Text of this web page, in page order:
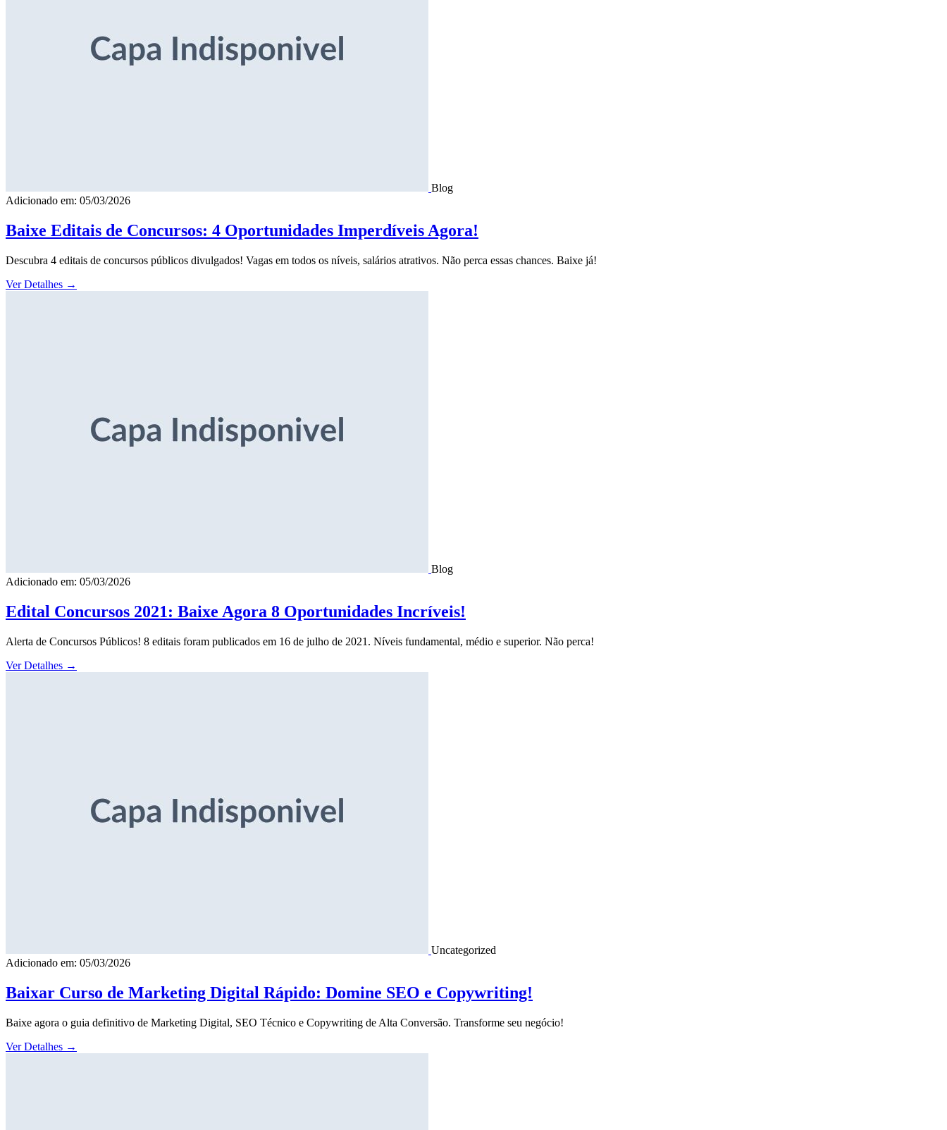
Blog
Adicionado em: 05/03/2026
Baixe Editais de Concursos: 4 Oportunidades Imperdíveis Agora!
Descubra 4 editais de concursos públicos divulgados! Vagas em todos os níveis, salários atrativos. Não perca essas chances. Baixe já!
Ver Detalhes →
Blog
Adicionado em: 05/03/2026
Edital Concursos 2021: Baixe Agora 8 Oportunidades Incríveis!
Alerta de Concursos Públicos! 8 editais foram publicados em 16 de julho de 2021. Níveis fundamental, médio e superior. Não perca!
Ver Detalhes →
Uncategorized
Adicionado em: 05/03/2026
Baixar Curso de Marketing Digital Rápido: Domine SEO e Copywriting!
Baixe agora o guia definitivo de Marketing Digital, SEO Técnico e Copywriting de Alta Conversão. Transforme seu negócio!
Ver Detalhes →